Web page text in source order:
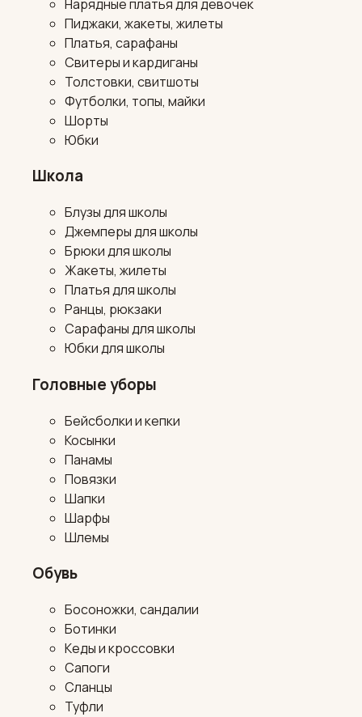
Нарядные платья для девочек
Пиджаки, жакеты, жилеты
Платья, сарафаны
Свитеры и кардиганы
Толстовки, свитшоты
Футболки, топы, майки
Шорты
Юбки
Школа
Блузы для школы
Джемперы для школы
Брюки для школы
Жакеты, жилеты
Платья для школы
Ранцы, рюкзаки
Сарафаны для школы
Юбки для школы
Головные уборы
Бейсболки и кепки
Косынки
Панамы
Повязки
Шапки
Шарфы
Шлемы
Обувь
Босоножки, сандалии
Ботинки
Кеды и кроссовки
Сапоги
Сланцы
Туфли